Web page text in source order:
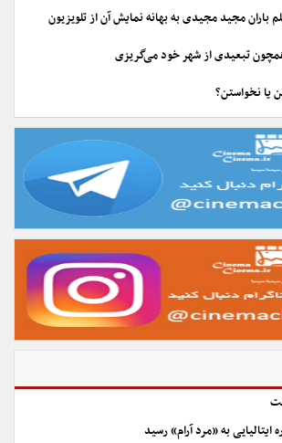
باران مجید مجیدی به بهانه نمایش آن از تلویزیون
تبعیدی از شهر خود می‌گریزی
یا نخواستن؟
ایتالیایی به «مرد آرام» رسید